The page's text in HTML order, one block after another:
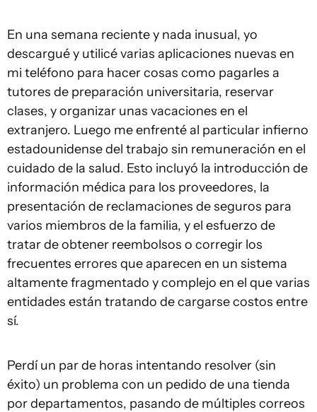
En una semana reciente y nada inusual, yo
descargué y utilicé varias aplicaciones nuevas en
mi teléfono para hacer cosas como pagarles a
tutores de preparación universitaria, reservar
clases, y organizar unas vacaciones en el
extranjero. Luego me enfrenté al particular infierno
estadounidense del trabajo sin remuneración en el
cuidado de la salud. Esto incluyó la introducción de
información médica para los proveedores, la
presentación de reclamaciones de seguros para
varios miembros de la familia, y el esfuerzo de
tratar de obtener reembolsos o corregir los
frecuentes errores que aparecen en un sistema
altamente fragmentado y complejo en el que varias
entidades están tratando de cargarse costos entre
sí.
Perdí un par de horas intentando resolver (sin
éxito) un problema con un pedido de una tienda
por departamentos, pasando de múltiples correos